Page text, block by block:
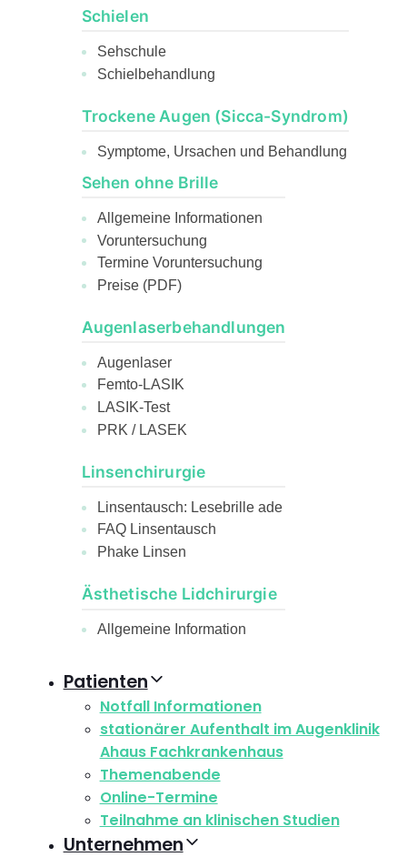
Schielen
Sehschule
Schielbehandlung
Trockene Augen (Sicca-Syndrom)
Symptome, Ursachen und Behandlung
Sehen ohne Brille
Allgemeine Informationen
Voruntersuchung
Termine Voruntersuchung
Preise (PDF)
Augenlaserbehandlungen
Augenlaser
Femto-LASIK
LASIK-Test
PRK / LASEK
Linsenchirurgie
Linsentausch: Lesebrille ade
FAQ Linsentausch
Phake Linsen
Ästhetische Lidchirurgie
Allgemeine Information
Patienten
Notfall Informationen
stationärer Aufenthalt im Augenklinik
Ahaus Fachkrankenhaus
Themenabende
Online-Termine
Teilnahme an klinischen Studien
Unternehmen